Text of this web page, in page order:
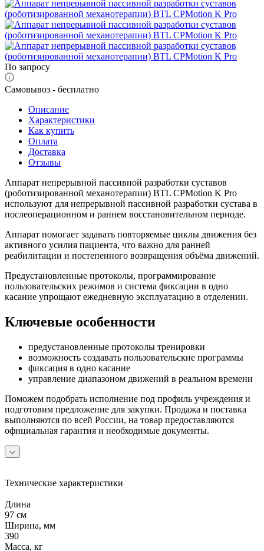
По запросу
Самовывоз - бесплатно
Описание
Характеристики
Как купить
Оплата
Доставка
Отзывы
Аппарат непрерывной пассивной разработки суставов
(роботизированной механотерапии) BTL CPMotion K Pro
используют для непрерывной пассивной разработки сустава в
послеоперационном и раннем восстановительном периоде.
Аппарат помогает задавать повторяемые циклы движения без
активного усилия пациента, что важно для ранней
реабилитации и постепенного возвращения объёма движений.
Предустановленные протоколы, программирование
пользовательских режимов и система фиксации в одно
касание упрощают ежедневную эксплуатацию в отделении.
Ключевые особенности
предустановленные протоколы тренировки
возможность создавать пользовательские программы
фиксация в одно касание
управление диапазоном движений в реальном времени
Поможем подобрать исполнение под профиль учреждения и
подготовим предложение для закупки. Продажа и поставка
выполняются по всей России, на товар предоставляются
официальная гарантия и необходимые документы.
Технические характеристики
Длина
97 см
Ширина, мм
390
Масса, кг